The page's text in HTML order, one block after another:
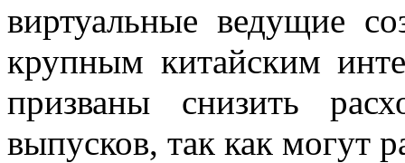
виртуальные ведущие
крупным китайским
призваны снизить
выпусков, так как могут